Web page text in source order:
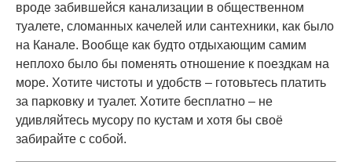
вроде забившейся канализации в общественном
туалете, сломанных качелей или сантехники, как было
на Канале. Вообще как будто отдыхающим самим
неплохо было бы поменять отношение к поездкам на
море. Хотите чистоты и удобств – готовьтесь платить
за парковку и туалет. Хотите бесплатно – не
удивляйтесь мусору по кустам и хотя бы своё
забирайте с собой.